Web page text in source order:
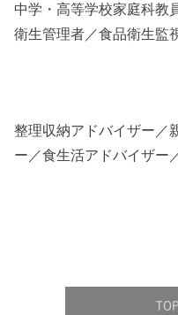
中学・高等学校家庭科教
衛生管理者／食品衛生監
整理収納アドバイザー／
ー／食生活アドバイザー